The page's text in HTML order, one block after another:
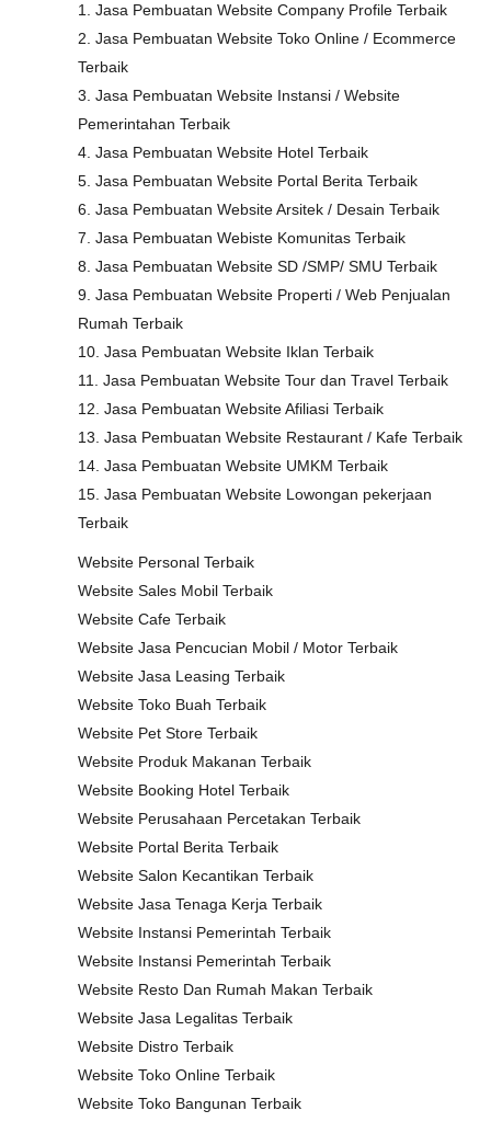
1. Jasa Pembuatan Website Company Profile Terbaik
2. Jasa Pembuatan Website Toko Online / Ecommerce
Terbaik
3. Jasa Pembuatan Website Instansi / Website
Pemerintahan Terbaik
4. Jasa Pembuatan Website Hotel Terbaik
5. Jasa Pembuatan Website Portal Berita Terbaik
6. Jasa Pembuatan Website Arsitek / Desain Terbaik
7. Jasa Pembuatan Webiste Komunitas Terbaik
8. Jasa Pembuatan Website SD /SMP/ SMU Terbaik
9. Jasa Pembuatan Website Properti / Web Penjualan
Rumah Terbaik
10. Jasa Pembuatan Website Iklan Terbaik
11. Jasa Pembuatan Website Tour dan Travel Terbaik
12. Jasa Pembuatan Website Afiliasi Terbaik
13. Jasa Pembuatan Website Restaurant / Kafe Terbaik
14. Jasa Pembuatan Website UMKM Terbaik
15. Jasa Pembuatan Website Lowongan pekerjaan
Terbaik
Website Personal Terbaik
Website Sales Mobil Terbaik
Website Cafe Terbaik
Website Jasa Pencucian Mobil / Motor Terbaik
Website Jasa Leasing Terbaik
Website Toko Buah Terbaik
Website Pet Store Terbaik
Website Produk Makanan Terbaik
Website Booking Hotel Terbaik
Website Perusahaan Percetakan Terbaik
Website Portal Berita Terbaik
Website Salon Kecantikan Terbaik
Website Jasa Tenaga Kerja Terbaik
Website Instansi Pemerintah Terbaik
Website Instansi Pemerintah Terbaik
Website Resto Dan Rumah Makan Terbaik
Website Jasa Legalitas Terbaik
Website Distro Terbaik
Website Toko Online Terbaik
Website Toko Bangunan Terbaik